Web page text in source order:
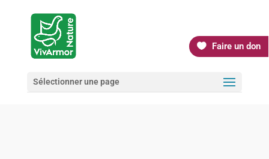
Faire un don
Sélectionner une page